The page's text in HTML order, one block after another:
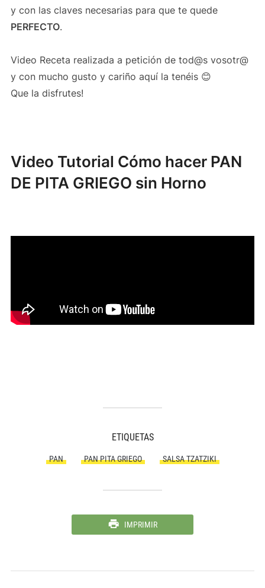
y con las claves necesarias para que te quede
PERFECTO.
Video Receta realizada a petición de tod@s vosotr@
y con mucho gusto y cariño aquí la tenéis 😊
Que la disfrutes!
Video Tutorial Cómo hacer PAN
DE PITA GRIEGO sin Horno
ETIQUETAS
PAN PAN PITA GRIEGO SALSA TZATZIKI
IMPRIMIR